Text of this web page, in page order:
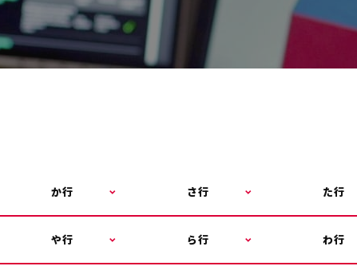
か行 さ行 た行
や行 ら行 わ行